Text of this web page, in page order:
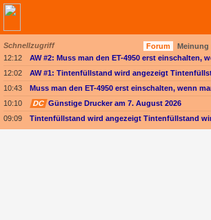
Schnellzugriff Forum Meinung
12:12
12:02
10:43
10:10
DC Günstige Drucker am 7. August 2026
09:09
Angebote werden geladen...